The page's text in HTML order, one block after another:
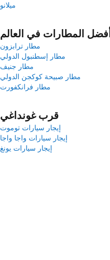
ميلانو
أفضل المطارات في العالم
مطار ترابزون
مطار إسطنبول الدولي
مطار جنيف
مطار صبيحة كوكجن الدولي
مطار فرانكفورت
قرب غونداغي
إيجار سيارات توموت
إيجار سيارات واجا واجا
إيجار سيارات يونغ